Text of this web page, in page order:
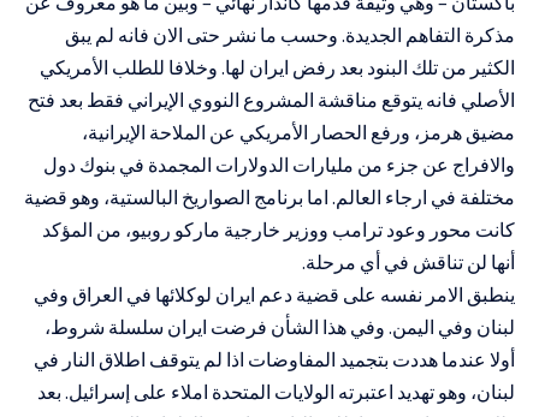
مذكرة التفاهم الجديدة. وحسب ما نشر حتى الان فانه لم يبق
الكثير من تلك البنود بعد رفض ايران لها. وخلافا للطلب الأمريكي
الأصلي فانه يتوقع مناقشة المشروع النووي الإيراني فقط بعد فتح
مضيق هرمز، ورفع الحصار الأمريكي عن الملاحة الإيرانية،
والافراج عن جزء من مليارات الدولارات المجمدة في بنوك دول
مختلفة في ارجاء العالم. اما برنامج الصواريخ البالستية، وهو قضية
كانت محور وعود ترامب ووزير خارجية ماركو روبيو، من المؤكد
أنها لن تناقش في أي مرحلة.
ينطبق الامر نفسه على قضية دعم ايران لوكلائها في العراق وفي
لبنان وفي اليمن. وفي هذا الشأن فرضت ايران سلسلة شروط،
أولا عندما هددت بتجميد المفاوضات اذا لم يتوقف اطلاق النار في
لبنان، وهو تهديد اعتبرته الولايات المتحدة املاء على إسرائيل. بعد